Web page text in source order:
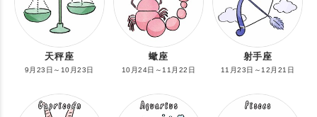
天秤座
9月23日～10月23日
蠍座
10月24日～11月22日
射手座
11月23日～12月21日